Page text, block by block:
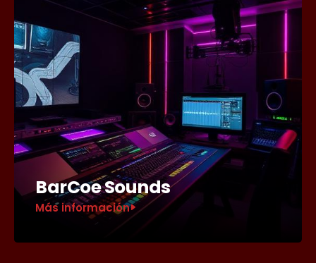
BarCoe Sounds
Más información